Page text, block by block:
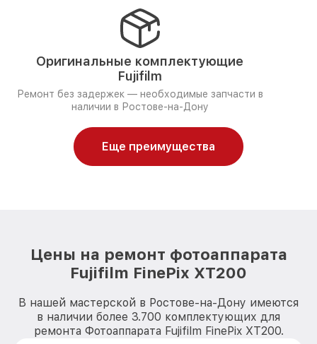
Оригинальные комплектующие
Fujifilm
Ремонт без задержек — необходимые запчасти в
наличии в Ростове-на-Дону
Еще преимущества
Цены на ремонт фотоаппарата
Fujifilm FinePix XT200
В нашей мастерской в Ростове-на-Дону имеются
в наличии более 3.700 комплектующих для
ремонта Фотоаппарата Fujifilm FinePix XT200.